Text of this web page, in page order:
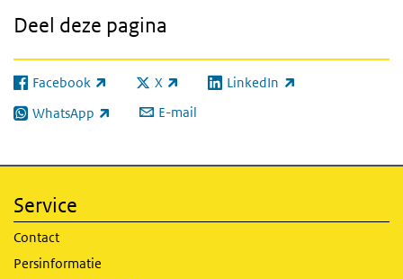
Deel deze pagina
Facebook
(externe link) X
(externe link) LinkedIn
(externe link)
WhatsApp
(externe link) E-mail
Service
Contact
Persinformatie